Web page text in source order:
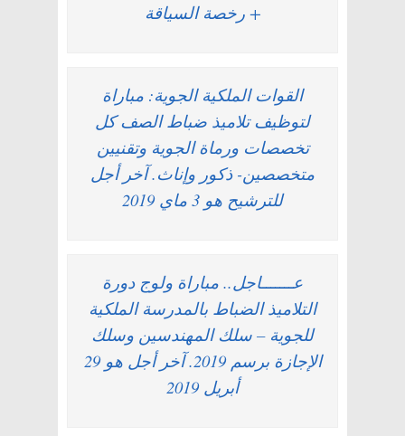
+ رخصة السياقة
القوات الملكية الجوية: مباراة
لتوظيف تلاميذ ضباط الصف كل
تخصصات ورماة الجوية وتقنيين
متخصصين- ذكور وإناث. آخر أجل
للترشيح هو 3 ماي 2019
عـــــــاجل.. مباراة ولوج دورة
التلاميذ الضباط بالمدرسة الملكية
للجوية – سلك المهندسين وسلك
الإجازة برسم 2019. آخر أجل هو 29
أبريل 2019